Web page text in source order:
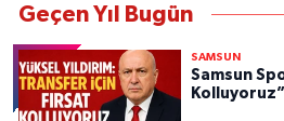
Geçen Yıl Bugün
SAMSUN
Samsun
Kolluyoruz”